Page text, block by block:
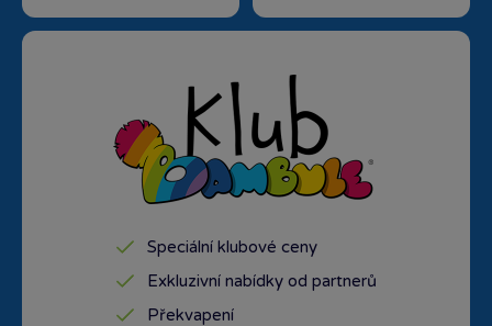
Speciální klubové ceny
Exkluzivní nabídky od partnerů
Překvapení